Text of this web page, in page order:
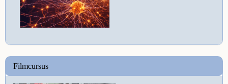
Filmcursus